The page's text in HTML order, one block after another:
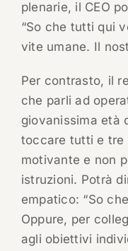
plenarie, il CEO
“So che tutti qui
vite umane. Il
Per contrasto, il
che parli ad
giovanissima età
toccare tutti e tre
motivante e non
istruzioni. Potrà
empatico: “So
Oppure, per
agli obiettivi